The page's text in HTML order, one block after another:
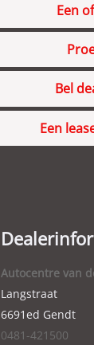
Een
Bel
Een
Autocentre van
Langstraat
6691ed Gendt
0481-421500